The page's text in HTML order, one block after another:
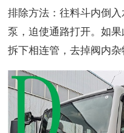
排除方法：往料斗内倒
泵，迫使通路打开。如
拆下相连管，去掉阀内杂